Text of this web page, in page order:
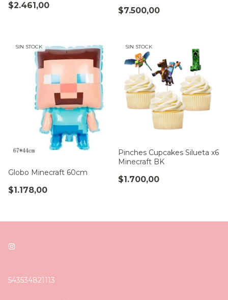
$2.461,00
$7.500,00
SIN STOCK
Globo Minecraft 60cm
$1.178,00
SIN STOCK
Pinches Cupcakes Silueta x6
Minecraft BK
$1.700,00
543534821113